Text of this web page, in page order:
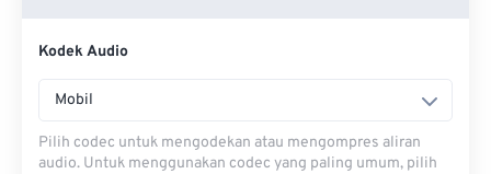
Kodek Audio
Mobil
Pilih codec untuk mengodekan atau mengompres aliran
audio. Untuk menggunakan codec yang paling umum, pilih